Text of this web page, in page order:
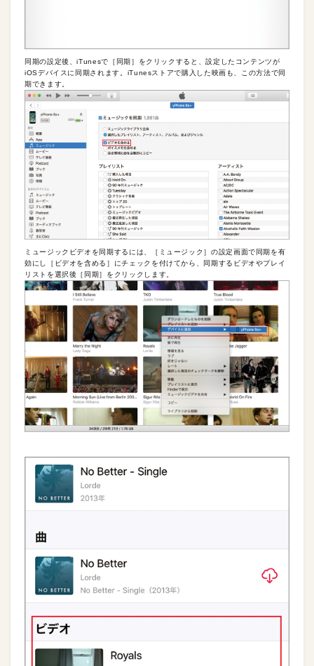
同期の設定後、iTunesで［同期］をクリックすると、設定したコンテンツが
iOSデバイスに同期されます。iTunesストアで購入した映画も、この方法で同
期できます。
ミュージックビデオを同期するには、［ミュージック］の設定画面で同期を有
効にし［ビデオを含める］にチェックを付けてから、同期するビデオやプレイ
リストを選択後［同期］をクリックします。